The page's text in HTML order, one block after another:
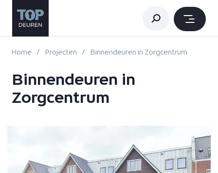
Home Projecten Binnendeuren in Zorgcentrum
Binnendeuren in
Zorgcentrum